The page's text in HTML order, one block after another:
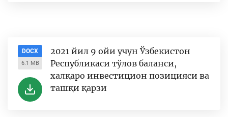
DOCX
6.1 MB
2021 йил 9 ойи учун Ўзбекистон
Республикаси тўлов баланси,
халқаро инвестицион позицияси ва
ташқи қарзи